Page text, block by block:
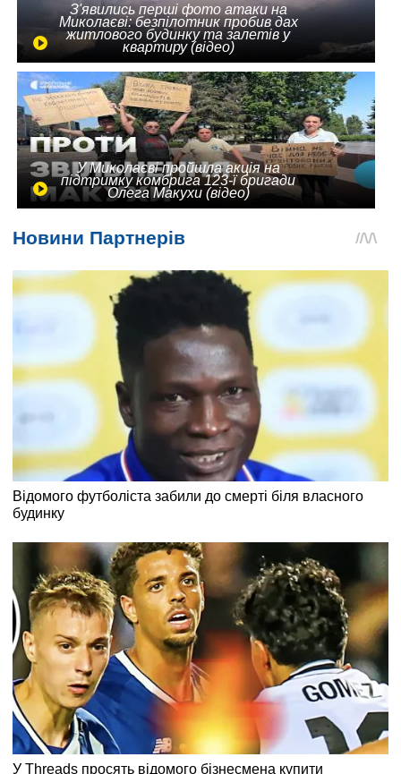
З'явились перші фото атаки на
Миколаєві: безпілотник пробив дах
житлового будинку та залетів у
квартиру (відео)
У Миколаєві пройшла акція на
підтримку комбрига 123-ї бригади
Олега Макухи (відео)